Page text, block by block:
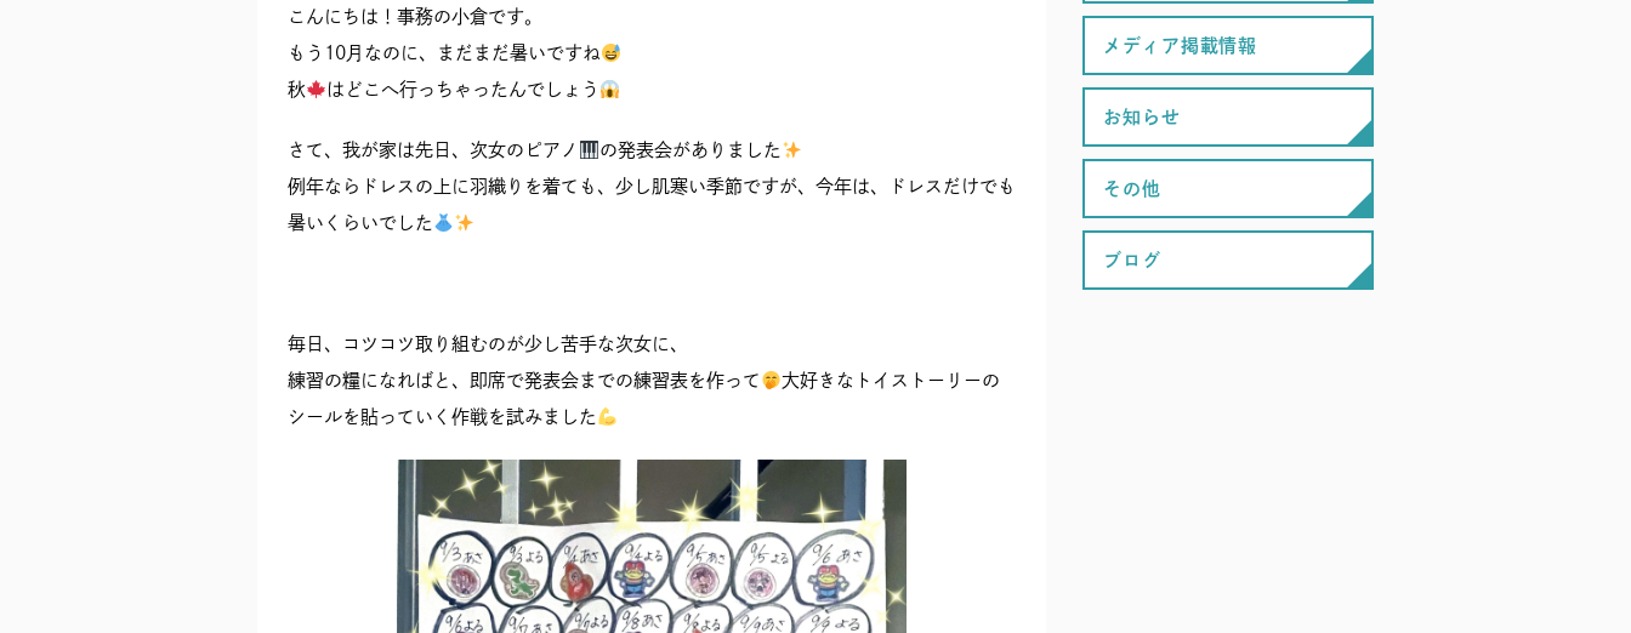
こんにちは！事務の小倉です。
もう10月なのに、まだまだ暑いですね
秋
はどこへ行っちゃったんでしょう
さて、我が家は先日、次女のピアノ
の発表会がありました
例年ならドレスの上に羽織りを着ても、少し肌寒い季節ですが、今年は、ドレスだけでも
暑いくらいでした
毎日、コツコツ取り組むのが少し苦手な次女に、
練習の糧になればと、即席で発表会までの練習表を作って
大好きなトイストーリーの
シールを貼っていく作戦を試みました
メディア掲載情報
お知らせ
その他
ブログ